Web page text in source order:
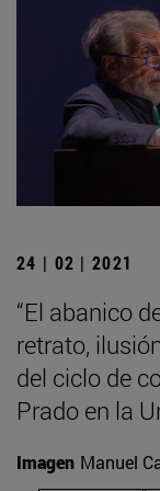
24 | 02 | 2021
“El abanico
retrato,
del ciclo de
Prado en la
Imagen Manuel